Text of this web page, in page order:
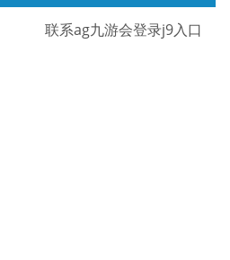
联系ag九游会登录j9入口